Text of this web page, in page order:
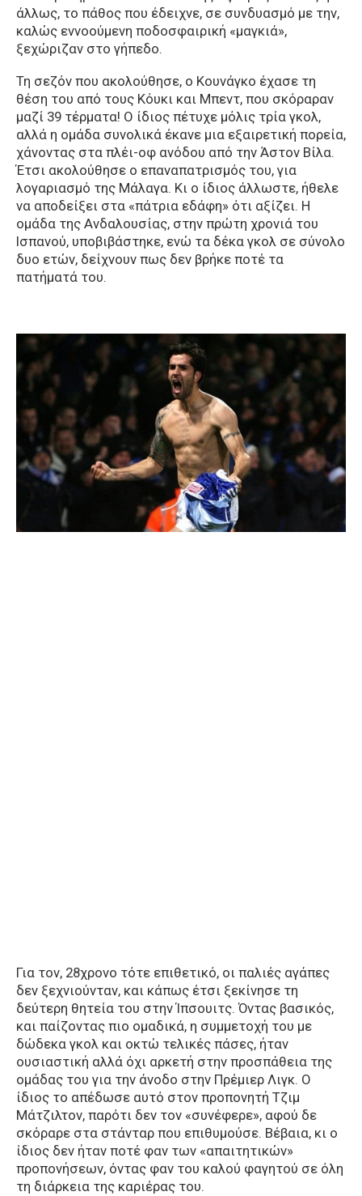
άλλως, το πάθος που έδειχνε, σε συνδυασμό με την,
καλώς εννοούμενη ποδοσφαιρική «μαγκιά»,
ξεχώριζαν στο γήπεδο.
Τη σεζόν που ακολούθησε, ο Κουνάγκο έχασε τη
θέση του από τους Κόυκι και Μπεντ, που σκόραραν
μαζί 39 τέρματα! Ο ίδιος πέτυχε μόλις τρία γκολ,
αλλά η ομάδα συνολικά έκανε μια εξαιρετική πορεία,
χάνοντας στα πλέι-οφ ανόδου από την Άστον Βίλα.
Έτσι ακολούθησε ο επαναπατρισμός του, για
λογαριασμό της Μάλαγα. Κι ο ίδιος άλλωστε, ήθελε
να αποδείξει στα «πάτρια εδάφη» ότι αξίζει. Η
ομάδα της Ανδαλουσίας, στην πρώτη χρονιά του
Ισπανού, υποβιβάστηκε, ενώ τα δέκα γκολ σε σύνολο
δυο ετών, δείχνουν πως δεν βρήκε ποτέ τα
πατήματά του.
Για τον, 28χρονο τότε επιθετικό, οι παλιές αγάπες
δεν ξεχνιούνταν, και κάπως έτσι ξεκίνησε τη
δεύτερη θητεία του στην Ίπσουιτς. Όντας βασικός,
και παίζοντας πιο ομαδικά, η συμμετοχή του με
δώδεκα γκολ και οκτώ τελικές πάσες, ήταν
ουσιαστική αλλά όχι αρκετή στην προσπάθεια της
ομάδας του για την άνοδο στην Πρέμιερ Λιγκ. Ο
ίδιος το απέδωσε αυτό στον προπονητή Τζιμ
Μάτζιλτον, παρότι δεν τον «συνέφερε», αφού δε
σκόραρε στα στάνταρ που επιθυμούσε. Βέβαια, κι ο
ίδιος δεν ήταν ποτέ φαν των «απαιτητικών»
προπονήσεων, όντας φαν του καλού φαγητού σε όλη
τη διάρκεια της καριέρας του.